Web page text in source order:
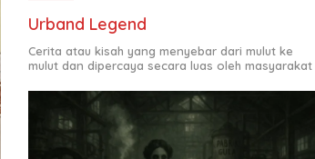
Urband Legend
Cerita atau kisah yang menyebar dari mulut ke
mulut dan dipercaya secara luas oleh masyarakat